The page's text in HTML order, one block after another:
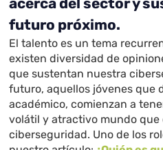
acerca del sector y
futuro próximo.
El talento es un tema
existen diversidad de
que sustentan nuestra
futuro, aquellos jóvenes que
académico, comienzan a
volátil y atractivo mundo que
ciberseguridad. Uno de los